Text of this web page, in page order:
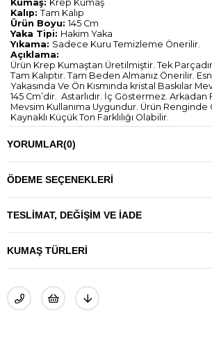
Kumaş: Krep Kumaş
Kalıp: Tam Kalıp
Ürün Boyu: 145 Cm
Yaka Tipi: Hakim Yaka
Yıkama: Sadece Kuru Temizleme Önerilir.
Açıklama:
Ürün Krep Kumaştan Üretilmiştir. Tek
Tam Kalıptır. Tam Beden Almanız Önerilir.
Yakasında Ve Ön Kısmında kristal Baskılar
145 Cm’dir. Astarlıdır. İç Göstermez. Arkadan
Mevsim Kullanıma Uygundur. Ürün Renginde
Kaynaklı Küçük Ton Farklılığı Olabilir.
YORUMLAR(0)
ÖDEME SEÇENEKLERI
TESLIMAT, DEĞIŞIM VE İADE
KUMAŞ TÜRLERI